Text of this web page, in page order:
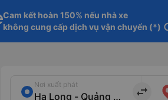
Cam kết hoàn 150% nếu nhà xe
không cung cấp dịch vụ vận chuyển (*)
Nơi xuất phát
import_export